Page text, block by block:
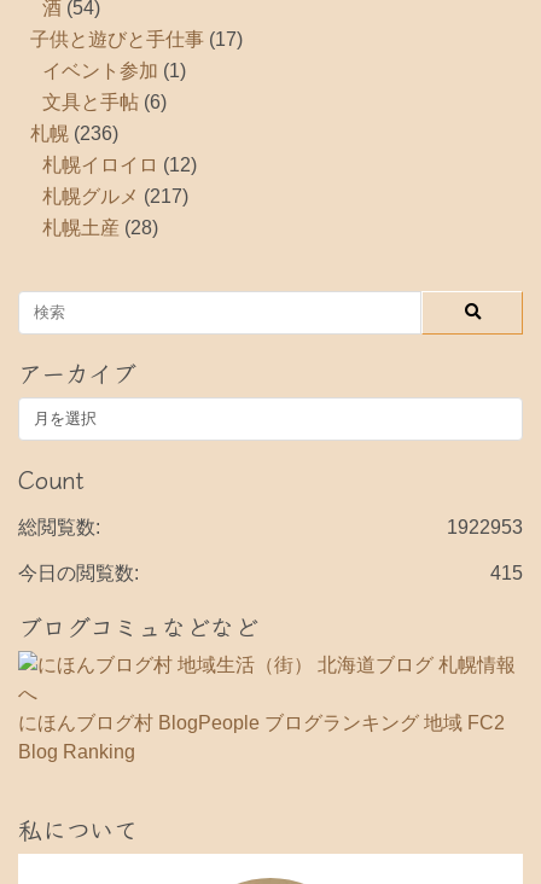
酒 (54)
子供と遊びと手仕事 (17)
イベント参加 (1)
文具と手帖 (6)
札幌 (236)
札幌イロイロ (12)
札幌グルメ (217)
札幌土産 (28)
アーカイブ
ー
カ
ブ
Count
1922953
総閲覧数:
415
今日の閲覧数:
ブログコミュなどなど
にほんブログ村 BlogPeople ブログランキング 地域 FC2
Blog Ranking
私について